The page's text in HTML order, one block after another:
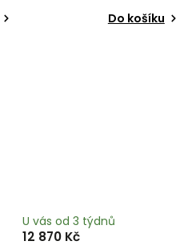
Do košíku
U vás od 3 týdnů
12 870 Kč